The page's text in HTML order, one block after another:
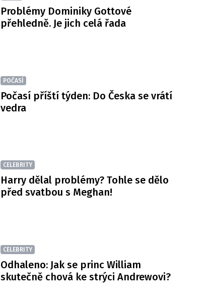
Problémy Dominiky Gottové
přehledně. Je jich celá řada
POČASÍ
Počasí příští týden: Do Česka se vrátí
vedra
CELEBRITY
Harry dělal problémy? Tohle se dělo
před svatbou s Meghan!
CELEBRITY
Odhaleno: Jak se princ William
skutečně chová ke strýci Andrewovi?